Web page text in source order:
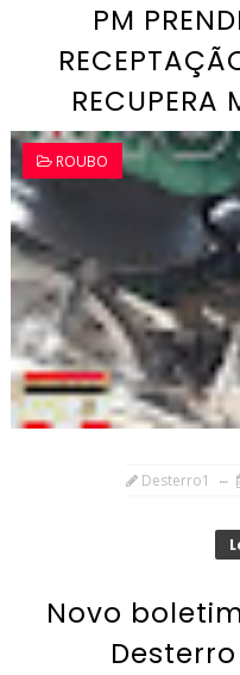
PM
RECUPERA
ROUBO
Desterro1
Novo